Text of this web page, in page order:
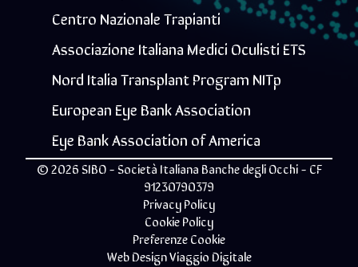
Centro Nazionale Trapianti
Associazione Italiana Medici Oculisti ETS
Nord Italia Transplant Program NITp
European Eye Bank Association
Eye Bank Association of America
© 2026 SIBO - Società Italiana Banche degli Occhi - CF
91230790379
Privacy Policy
Cookie Policy
Preferenze Cookie
Web DesignViaggio Digitale